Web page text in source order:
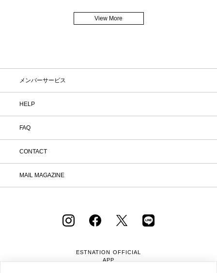
View More
メンバーサービス
HELP
FAQ
CONTACT
MAIL MAGAZINE
ESTNATION OFFICIAL
APP